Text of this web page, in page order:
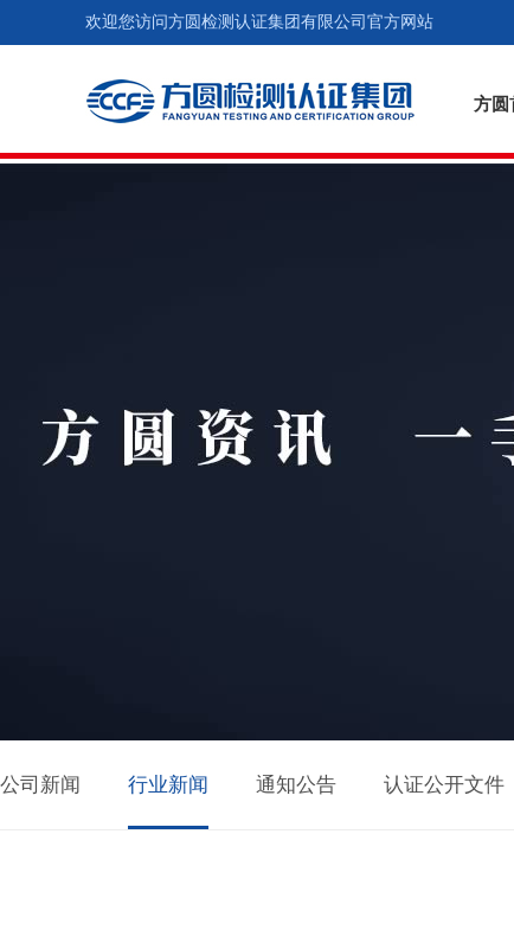
欢迎您访问方圆检测认证集团有限公司官方网站
方圆
公司新闻 行业新闻 通知公告 认证公开文件